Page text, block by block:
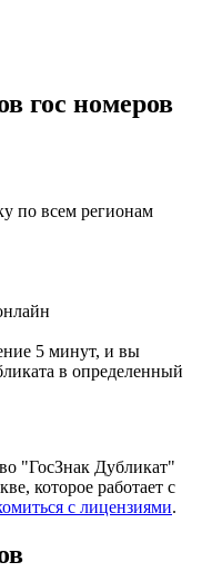
гос номеров
по всем регионам
5 минут, и вы
в определенный
"ГосЗнак Дубликат"
которое работает с
с лицензиями.